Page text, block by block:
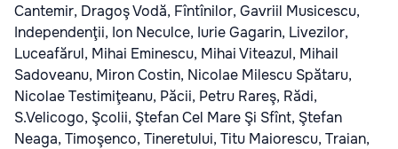
Cantemir, Dragoş Vodă, Fîntînilor, Gavriil Musicescu,
Independenţii, Ion Neculce, Iurie Gagarin, Livezilor,
Luceafărul, Mihai Eminescu, Mihai Viteazul, Mihail
Sadoveanu, Miron Costin, Nicolae Milescu Spătaru,
Nicolae Testimiţeanu, Păcii, Petru Rareş, Rădi,
S.Velicogo, Şcolii, Ştefan Cel Mare Şi Sfînt, Ştefan
Neaga, Timoşenco, Tineretului, Titu Maiorescu, Traian,